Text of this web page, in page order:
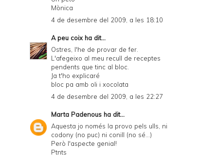
Mònica
4 de desembre del 2009, a les 18:10
A peu coix ha dit...
Ostres, l'he de provar de fer.
L'afegeixo al meu recull de receptes
pendents que tinc al bloc.
Ja t'ho explicaré
bloc pa amb oli i xocolata
4 de desembre del 2009, a les 22:27
Marta Padenous ha dit...
Aquesta jo només la provo pels ulls, ni
codony (no puc) ni conill (no sé...)
Però l'aspecte genial!
Ptnts